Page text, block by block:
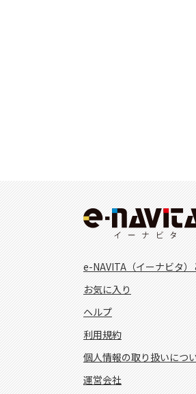
e-NAVITA（イーナビタ）
お気に入り
ヘルプ
利用規約
個人情報の取り扱いにつ
運営会社